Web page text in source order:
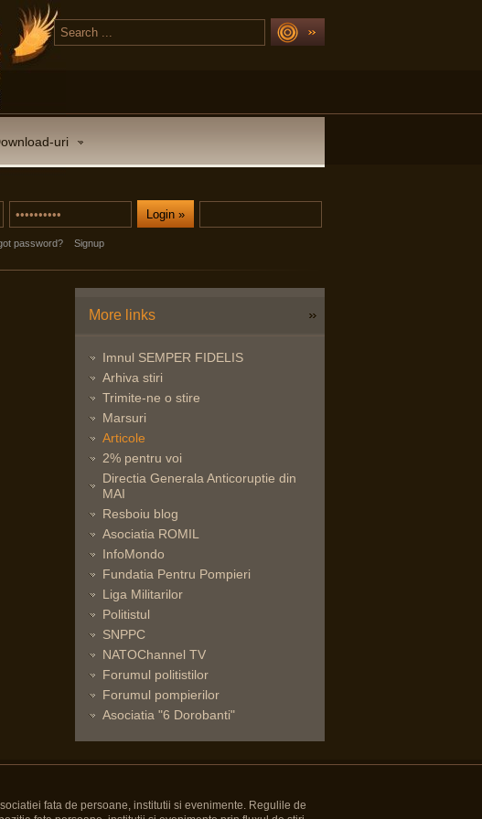
uri
password? Signup
More links
Imnul SEMPER FIDELIS
Arhiva stiri
Trimite-ne o stire
Marsuri
Articole
2% pentru voi
Directia Generala Anticoruptie din
MAI
Resboiu blog
Asociatia ROMIL
InfoMondo
Fundatia Pentru Pompieri
Liga Militarilor
Politistul
SNPPC
NATOChannel TV
Forumul politistilor
Forumul pompierilor
Asociatia "6 Dorobanti"
fata de persoane, institutii si evenimente. Regulile de